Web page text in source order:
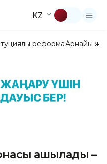
KZ
реформаАрнайы
ашылады –